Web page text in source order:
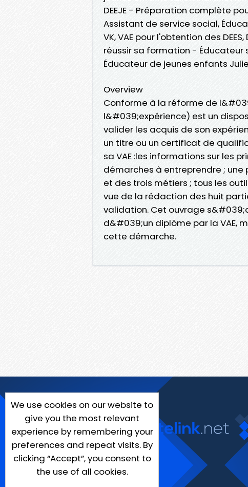
DEEJE - Préparation complète
Assistant de service social,
VK, VAE pour l'obtention des
réussir sa formation - Éducateur
Éducateur de jeunes enfants
Overview
Conforme à la réforme de
l&#039;expérience) est un
valider les acquis de son
un titre ou un certificat de
sa VAE :les informations sur les
démarches à entreprendre ;
et des trois métiers ; tous les
vue de la rédaction des huit
validation. Cet ouvrage
d&#039;un diplôme par la VAE,
cette démarche.
We use cookies on our website to
give you the most relevant
experience by remembering your
preferences and repeat visits. By
clicking “Accept”, you consent to
the use of all cookies.